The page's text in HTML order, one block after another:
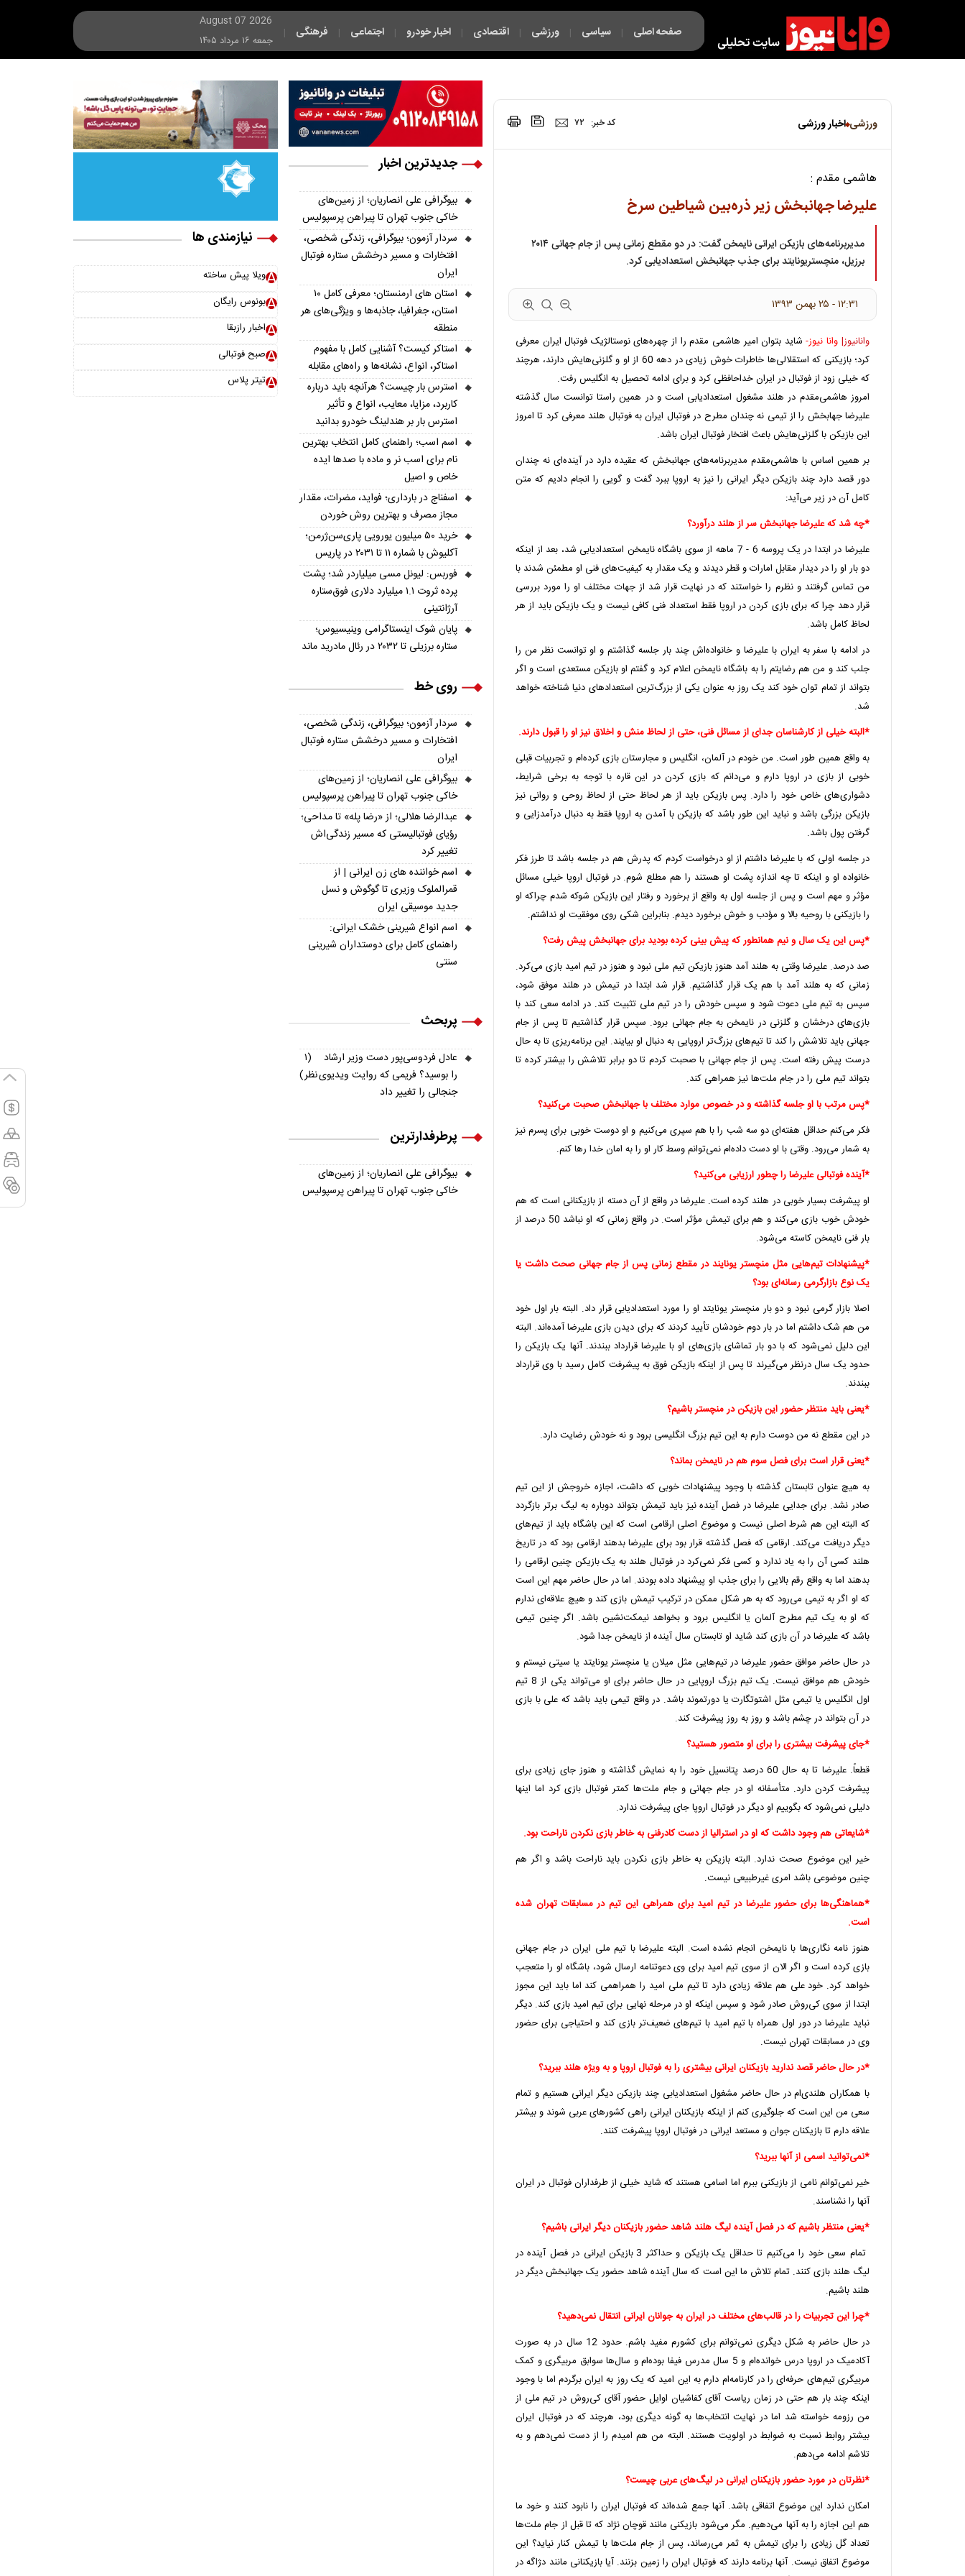
صفحه اصلی | سیاسی | ورزشی | اقتصادی | اخبار خودرو | اجتماعی | فرهنگی |
فکت لایف |
August 07 2026
جمعه ۱۶ مرداد ۱۴۰۵
ورزشی اخبار ورزشی کد خبر: ۷۲
هاشمی مقدم :
علیرضا جهانبخش زیر ذره‌بین شیاطین سرخ
مدیربرنامه‌های بازیکن ایرانی نایمخن گفت: در دو مقطع زمانی پس از جام جهانی ۲۰۱۴
برزیل، منچستریونایتد برای جذب جهانبخش استعدادیابی کرد.
۱۲:۳۱ - ۲۵ بهمن ۱۳۹۳
وانانیوز| وانا نیوز- شاید بتوان امیر هاشمی مقدم را از چهره‌های نوستالژیک فوتبال ایران معرفی
کرد؛ بازیکنی که استقلالی‌ها خاطرات خوش زیادی در دهه 60 از او و گلزنی‌هایش دارند، هرچند
که خیلی زود از فوتبال در ایران خداحافظی کرد و برای ادامه تحصیل به انگلیس رفت.
امروز هاشمی‌مقدم در هلند مشغول استعدادیابی است و در همین راستا توانست سال گذشته
علیرضا جهابخش را از تیمی نه چندان مطرح در فوتبال ایران به فوتبال هلند معرفی کرد تا امروز
این بازیکن با گلزنی‌هایش باعث افتخار فوتبال ایران باشد.
بر همین اساس با هاشمی‌مقدم مدیربرنامه‌های جهانبخش که عقیده دارد در آینده‌ای نه چندان
دور قصد دارد چند بازیکن دیگر ایرانی را نیز به اروپا ببرد گفت و گویی را انجام دادیم که متن
کامل آن در زیر می‌آید:
*چه شد که علیرضا جهانبخش سر از هلند درآورد؟
علیرضا در ابتدا در یک پروسه 6 - 7 ماهه از سوی باشگاه نایمخن استعدادیابی شد، بعد از اینکه
دو بار او را در دیدار مقابل امارات و قطر دیدند و یک مقدار به کیفیت‌های فنی او مطمئن شدند با
من تماس گرفتند و نظرم را خواستند که در نهایت قرار شد از جهات مختلف او را مورد بررسی
قرار دهد چرا که برای بازی کردن در اروپا فقط استعداد فنی کافی نیست و یک بازیکن باید از هر
لحاظ کامل باشد.
در ادامه با سفر به ایران با علیرضا و خانواده‌اش چند بار جلسه گذاشتم و او توانست نظر من را
جلب کند و من هم رضایتم را به باشگاه نایمخن اعلام کرد و گفتم او بازیکن مستعدی است و اگر
بتواند از تمام توان خود کند یک روز به عنوان یکی از بزرگ‌ترین استعدادهای دنیا شناخته خواهد
شد.
*البته خیلی از کارشناسان جدای از مسائل فنی، حتی از لحاظ منش و اخلاق نیز او را قبول دارند.
به واقع همین طور است. من خودم در آلمان، انگلیس و مجارستان بازی کرده‌ام و تجربیات قبلی
خوبی از بازی در اروپا دارم و می‌‌دانم که بازی کردن در این قاره با توجه به برخی شرایط،
دشواری‌های خاص خود را دارد. پس بازیکن باید از هر لحاظ حتی از لحاظ روحی و روانی نیز
بازیکن بزرگی باشد و نباید این طور باشد که بازیکن با آمدن به اروپا فقط به دنبال درآمدزایی و
گرفتن پول باشد.
در جلسه اولی که با علیرضا داشتم از او درخواست کردم که پدرش هم در جلسه باشد تا طرز فکر
خانواده او و اینکه تا چه اندازه پشت او هستند را هم مطلع شوم. در فوتبال اروپا خیلی مسائل
مؤثر و مهم است و پس از جلسه اول به واقع از برخورد و رفتار این بازیکن شوکه شدم چراکه او
را بازیکنی با روحیه بالا و مؤدب و خوش برخورد دیدم. بنابراین شکی روی موفقیت او نداشتم.
*پس این یک سال و نیم همانطور که پیش بینی کرده بودید برای جهانبخش پیش رفت؟
صد درصد. علیرضا وقتی به هلند آمد هنوز بازیکن تیم ملی نبود و هنوز در تیم امید بازی می‌کرد.
زمانی که به هلند آمد با هم یک قرار گذاشتیم. قرار شد ابتدا در تیمش در هلند موفق شود،
سپس به تیم ملی دعوت شود و سپس خودش را در تیم ملی تثبیت کند. در ادامه سعی کند با
بازی‌های درخشان و گلزنی در نایمخن به جام جهانی برود. سپس قرار گذاشتیم تا پس از جام
جهانی باید تلاشش را کند تا تیم‌های بزرگ‌تر اروپایی به دنبال او بیایند. این برنامه‌ریزی تا به حال
درست پیش رفته است. پس از جام جهانی با صحبت کردم تا دو برابر تلاشش را بیشتر کرده تا
بتواند تیم ملی را در جام ملت‌ها نیز همراهی کند.
*پس مرتب با او جلسه گذاشته و در خصوص موارد مختلف با جهانبخش صحبت می‌کنید؟
فکر می‌کنم حداقل هفته‌ای دو سه شب را با هم سپری می‌کنیم و او دوست خوبی برای پسرم نیز
به شمار می‌رود. وقتی با او دست داده‌ام نمی‌توانم وسط کار او را به امان خدا رها کنم.
*آینده فوتبالی‌ علیرضا را چطور ارزیابی می‌کنید؟
او پیشرفت بسیار خوبی در هلند کرده است. علیرضا در واقع از آن دسته از بازیکنانی است که هم
خودش خوب بازی می‌کند و هم برای تیمش مؤثر است. در واقع زمانی که او نباشد 50 درصد از
بار فنی نایمخن کاسته می‌شود.
*پیشنهادات تیم‌هایی مثل منچستر یونایند در مقطع زمانی پس از جام جهانی صحت داشت یا
یک نوع بازارگرمی رسانه‌ای بود؟
اصلا بازار گرمی نبود و دو بار منچستر یونایتد او را مورد استعدادیابی قرار داد. البته بار اول خود
من هم شک داشتم اما در بار دوم خودشان تأیید کردند که برای دیدن بازی علیرضا آمده‌اند. البته
این دلیل نمی‌شود که با دو بار تماشای بازی‌های او با علیرضا قرارداد ببندند. آنها یک بازیکن را
حدود یک سال درنظر می‌گیرند تا پس از اینکه بازیکن فوق به پیشرفت کامل رسید با وی قرارداد
ببندند.
*یعنی باید منتظر حضور این بازیکن در منچستر باشیم؟
در این مقطع نه من دوست دارم به این تیم بزرگ انگلیسی برود و نه خودش رضایت دارد.
*یعنی قرار است برای فصل سوم هم در نایمخن بماند؟
به هیچ عنوان تابستان گذشته با وجود پیشنهادات خوبی که داشت، اجازه خروجش از این تیم
صادر نشد. برای جدایی علیرضا در فصل آینده نیز باید تیمش بتواند دوباره به لیگ برتر بازگردد
که البته این هم شرط اصلی نیست و موضوع اصلی ارقامی است که این باشگاه باید از تیم‌های
دیگر دریافت می‌کند. ارقامی که فصل گذشته قرار بود برای علیرضا بدهند ارقامی بود که در تاریخ
هلند کسی آن را به یاد ندارد و کسی فکر نمی‌کرد در فوتبال هلند به یک بازیکن چنین ارقامی را
بدهند اما به واقع رقم بالایی را برای جذب او پیشنهاد داده بودند. اما در حال حاضر مهم این است
که او اگر به تیمی می‌رود که به هر شکل ممکن در ترکیب تیمش بازی کند و هیچ علاقه‌ای ندارم
که او به یک تیم مطرح آلمان یا انگلیس برود و بخواهد نیمکت‌نشین باشد. اگر چنین تیمی
باشد که علیرضا در آن بازی کند شاید او تابستان سال آینده از نایمخن جدا شود.
در حال حاضر موافق حضور علیرضا در تیم‌هایی مثل میلان یا منچستر یونایتد یا سیتی نیستم و
خودش هم موافق نیست. یک تیم بزرگ اروپایی در حال حاضر برای او می‌تواند یکی از 8 تیم
اول انگلیس یا تیمی مثل اشتوتگارت یا دورتموند باشد. در واقع تیمی باید باشد که علی با بازی
در آن بتواند در چشم باشد و روز به روز پیشرفت کند.
*جای پیشرفت بیشتری را برای او متصور هستید؟
قطعاً. علیرضا تا به حال 60 درصد پتانسیل خود را به نمایش گذاشته و هنوز جای زیادی برای
پیشرفت کردن دارد. متأسفانه او در جام جهانی و جام ملت‌ها کمتر فوتبال بازی کرد اما اینها
دلیلی نمی‌شود که بگوییم او دیگر در فوتبال اروپا جای پیشرفت ندارد.
*شایعاتی هم وجود داشت که او در استرالیا از دست کادرفنی به خاطر بازی نکردن ناراحت بود.
خیر این موضوع صحت ندارد. البته بازیکن به خاطر بازی نکردن باید ناراحت باشد و اگر هم
چنین موضوعی باشد امری غیرطبیعی نیست.
*هماهنگی‌ها برای حضور علیرضا در تیم امید برای همراهی این تیم در مسابقات تهران شده
است.
هنوز نامه نگاری‌ها با نایمخن انجام نشده است. البته علیرضا با تیم ملی ایران در جام جهانی
بازی کرده است و اگر الان از سوی تیم امید برای وی دعوتنامه ارسال شود، باشگاه او را متعجب
خواهد کرد. خود علی هم علاقه زیادی دارد تا تیم ملی امید را همراهمی کند اما باید این مجوز
ابتدا از سوی کی‌روش صادر شود و سپس اینکه او در مرحله نهایی برای تیم امید بازی کند. دیگر
نباید علیرضا در دور اول همراه با تیم امید با تیم‌های ضعیف‌تر بازی کند و احتیاجی برای حضور
وی در مسابقات تهران نیست.
*در حال حاضر قصد ندارید بازیکنان ایرانی بیشتری را به فوتبال اروپا و به ویژه هلند ببرید؟
با همکاران هلندی‌ام در حال حاضر مشغول استعدادیابی چند بازیکن دیگر ایرانی هستیم و تمام
سعی من این است که جلوگیری کنم از اینکه بازیکنان ایرانی راهی کشورهای عربی شوند و بیشتر
علاقه دارم تا بازیکنان جوان و مستعد ایرانی در فوتبال اروپا پیشرفت کنند.
*نمی‌توانید اسمی از آنها ببرید؟
خیر نمی‌توانم نامی از بازیکنی ببرم اما اسامی هستند که شاید خیلی از طرفداران فوتبال در ایران
آنها را نشناسند.
*یعنی منتظر باشیم که در فصل آینده لیگ هلند شاهد حضور بازیکنان دیگر ایرانی باشیم؟
تمام سعی خود را می‌کنیم تا حداقل یک بازیکن و حداکثر 3 بازیکن ایرانی در فصل آینده در
لیگ هلند بازی کنند. تمام تلاش ما این است که سال آینده شاهد حضور یک جهانبخش دیگر در
هلند باشیم.
*چرا این تجربیات را در قالب‌های مختلف در ایران به جوانان ایرانی انتقال نمی‌دهید؟
در حال حاضر به شکل دیگری نمی‌توانم برای کشورم مفید باشم. حدود 12 سال در به صورت
آکادمیک در اروپا درس خوانده‌ام و 5 سال مدرس فیفا بوده‌ام و سال‌ها سوابق مربیگری و کمک
مربیگری تیم‌های حرفه‌ای را در کارنامه‌ام دارم به این امید که یک روز به ایران برگردم اما با وجود
اینکه چند بار هم حتی در زمان ریاست آقای کفاشیان اوایل حضور آقای کی‌روش در تیم ملی از
من رزومه خواسته شد اما در نهایت انتخاب‌ها به گونه دیگری بود، هرچند که در فوتبال ایران
بیشتر روابط نسبت به ضوابط در اولویت هستند. البته من هم امیدم را از دست نمی‌دهم و به
تلاشم ادامه می‌دهم.
*نظرتان در مورد حضور بازیکنان ایرانی در لیگ‌های عربی چیست؟
امکان ندارد این موضوع اتفاقی باشد. آنها جمع شده‌اند که فوتبال ایران را نابود کنند و خود ما
هم این اجازه را به آنها می‌دهیم. مگر می‌شود بازیکنی مانند قوچان نژاد که تا قبل از جام ملت‌ها
تعداد گل زیادی را برای تیمش به ثمر می‌رساند، پس از جام ملت‌ها با تیمش کنار نیاید؟ این
موضوع اتفاق نیست. آنها برنامه دارند که فوتبال ایران را زمین بزنند. آیا بازیکنانی مانند دژاگه در
جدیدترین اخبار
بیوگرافی علی انصاریان؛ از زمین‌های
خاکی جنوب تهران تا پیراهن پرسپولیس
سردار آزمون؛ بیوگرافی، زندگی شخصی،
افتخارات و مسیر درخشش ستاره فوتبال
ایران
استان های ارمنستان؛ معرفی کامل ۱۰
استان، جغرافیا، جاذبه‌ها و ویژگی‌های هر
منطقه
استاکر کیست؟ آشنایی کامل با مفهوم
استاکر، انواع، نشانه‌ها و راه‌های مقابله
استرس بار چیست؟ هرآنچه باید درباره
کاربرد، مزایا، معایب، انواع و تأثیر
استرس بار بر هندلینگ خودرو بدانید
اسم اسب؛ راهنمای کامل انتخاب بهترین
نام برای اسب نر و ماده با صدها ایده
خاص و اصیل
اسفناج در بارداری؛ فواید، مضرات، مقدار
مجاز مصرف و بهترین روش خوردن
خرید ۵۰ میلیون یورویی پاری‌سن‌ژرمن؛
آکلیوش با شماره ۱۱ تا ۲۰۳۱ در پاریس
فوربس: لیونل مسی میلیاردر شد؛ پشت
پرده ثروت ۱.۱ میلیارد دلاری فوق‌ستاره
آرژانتینی
پایان شوک اینستاگرامی وینیسیوس؛
ستاره برزیلی تا ۲۰۳۲ در رئال مادرید ماند
روی خط
سردار آزمون؛ بیوگرافی، زندگی شخصی،
افتخارات و مسیر درخشش ستاره فوتبال
ایران
بیوگرافی علی انصاریان؛ از زمین‌های
خاکی جنوب تهران تا پیراهن پرسپولیس
عبدالرضا هلالی؛ از «رضا پله» تا مداحی؛
رؤیای فوتبالیستی که مسیر زندگی‌اش
تغییر کرد
اسم خواننده های زن ایرانی | از
قمرالملوک وزیری تا گوگوش و نسل
جدید موسیقی ایران
اسم انواع شیرینی خشک ایرانی:
راهنمای کامل برای دوستداران شیرینی
سنتی
پربحث
عادل فردوسی‌پور دست وزیر ارشاد
را بوسید؟ فریمی که روایت ویدیوی
جنجالی را تغییر داد
(۱
نظر)
پرطرفدارترین
بیوگرافی علی انصاریان؛ از زمین‌های
خاکی جنوب تهران تا پیراهن پرسپولیس
نیازمندی ها
ویلا پیش ساخته
بونوس رایگان
اخبار رازبقا
صبح فوتبالی
تیتر پلاس